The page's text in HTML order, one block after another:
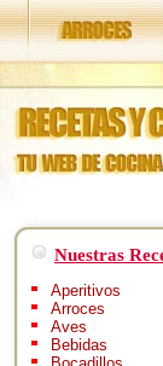
Nuestras
Aperitivos
Arroces
Aves
Bebidas